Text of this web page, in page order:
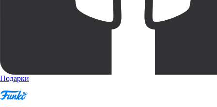
Подарки